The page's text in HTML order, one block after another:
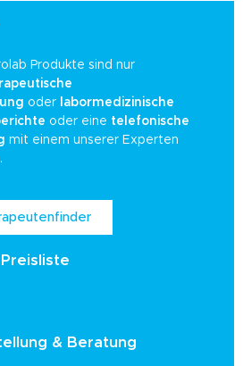
Produkte sind nur
oderlabormedizinische
oder eine telefonische
mit einem unserer Experten
& Beratung